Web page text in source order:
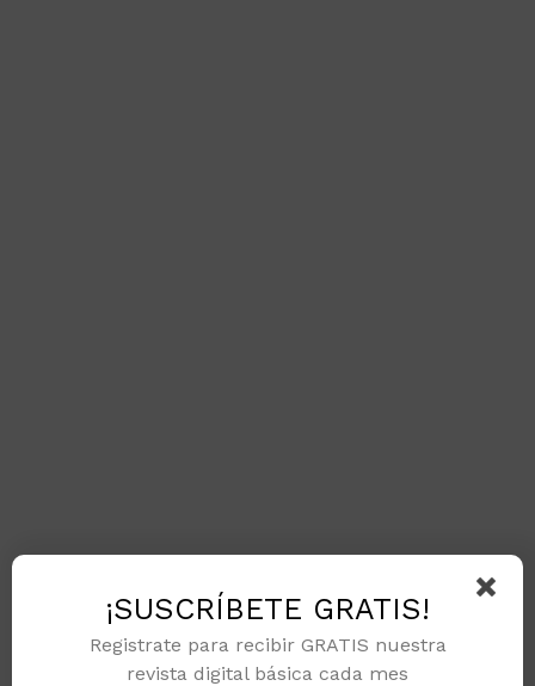
¡SUSCRÍBETE GRATIS!
Registrate para recibir GRATIS nuestra
revista digital básica cada mes